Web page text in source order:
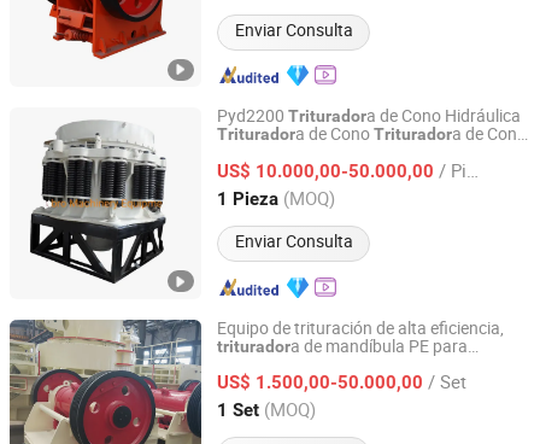
Enviar Consulta
Pyd2200 Trituradora de Cono Hidráulica
Trituradora de ConoTrituradora de Cono
Producción de Cal Hidratada y Carbonato
de Calcio Pesado
US$ 10.000,00-50.000,00 / Pieza
1 Pieza (MOQ)
Enviar Consulta
Henan Centbro Machinery Equipment Co., Ltd.
Henan, China Desde 2021
Equipo de trituración de alta eficiencia,
trituradora de mandíbula PE para
US$ 1.500,00-50.000,00 / Set
1 Set (MOQ)
Shanghai Shanzhuo Mining Machinery Co., Ltd
Shanghai, China Desde 2025